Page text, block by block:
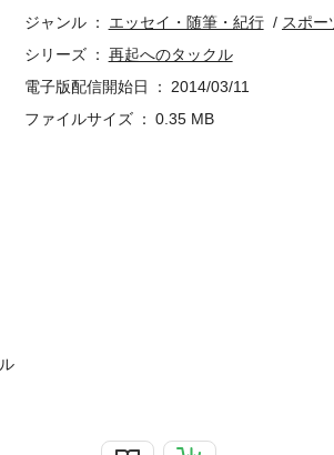
ジャンル
エッセイ・随筆・紀行
スポー
シリーズ
再起へのタックル
電子版配信開始日
2014/03/11
ファイルサイズ
0.35 MB